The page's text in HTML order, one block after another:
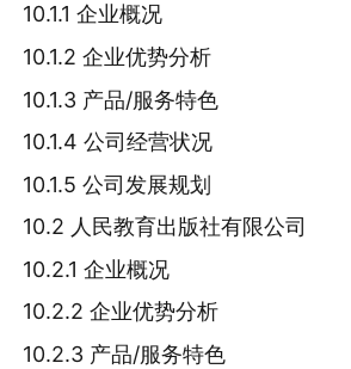
10.1.1 企业概况
10.1.2 企业优势分析
10.1.3 产品/服务特色
10.1.4 公司经营状况
10.1.5 公司发展规划
10.2 人民教育出版社有限公司
10.2.1 企业概况
10.2.2 企业优势分析
10.2.3 产品/服务特色